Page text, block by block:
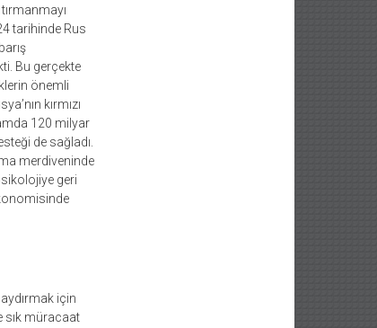
tarihinde Rus
Bu gerçekte
önemli
kırmızı
120 milyar
de sağladı.
merdiveninde
geri
için
sık müracaat